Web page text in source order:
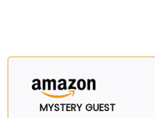
MYSTERY GUEST